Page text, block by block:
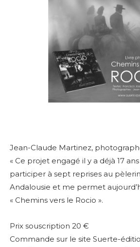
Jean-Claude Martinez,
« Ce projet engagé il y a déjà 17
participer à sept reprises au
Andalousie et me permet
« Chemins vers le Rocio ».
Prix souscription 20 €
Commande sur le site Suerte-